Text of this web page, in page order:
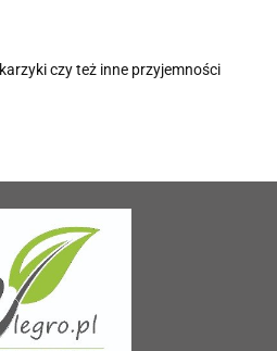
czy też inne przyjemności